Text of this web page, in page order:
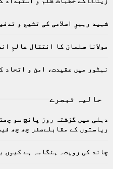
r
R
C
H
شہید رہبرِ اسلامی کی تشیع و
مولانا سلمان کا انتقال عالمِ
نہٹور میں عقیدت، امن و اتحاد
حالیہ تبصرے
دہلی میں گزشتہ روز پانچ سو
ریاستوں کے مقابلےصفر چھ چھ
چاند کی رویت۔ ہنگامہ ہے کیوں